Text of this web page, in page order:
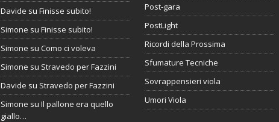
Davide suFinisse subito!
Simone suFinisse subito!
Simone suComo ci voleva
Simone su Stravedo per Fazzini
Davide su Stravedo per Fazzini
Simone suIl pallone era quello
giallo…
Post-gara
PostLight
Ricordi della Prossima
Sfumature Tecniche
Sovrappensieri viola
Umori Viola